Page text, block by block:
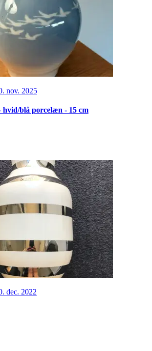
nov. 2025
hvid/blå porcelæn - 15 cm
dec. 2022